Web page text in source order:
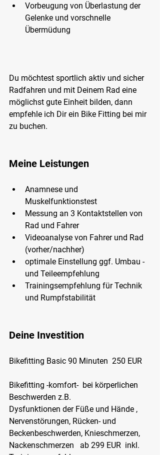
Vorbeugung von Überlastung der
Gelenke und vorschnelle
Übermüdung
Du möchtest sportlich aktiv und sicher
Radfahren und mit Deinem Rad eine
möglichst gute Einheit bilden, dann
empfehle ich Dir ein Bike Fitting bei mir
zu buchen.
Meine Leistungen
Anamnese und
Muskelfunktionstest
Messung an 3 Kontaktstellen von
Rad und Fahrer
Videoanalyse von Fahrer und Rad
(vorher/nachher)
optimale Einstellung ggf. Umbau -
und Teileempfehlung
Trainingsempfehlung für Technik
und Rumpfstabilität
Deine Investition
Bikefitting Basic 90 Minuten  250 EUR
Bikefitting -komfort-  bei körperlichen
Beschwerden z.B.
Dysfunktionen der Füße und Hände ,
Nervenstörungen, Rücken- und
Beckenbeschwerden, Knieschmerzen,
Nackenschmerzen   ab 299 EUR  inkl.